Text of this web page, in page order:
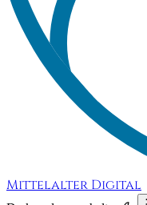
Mittelalter Digital